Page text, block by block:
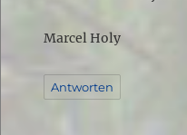
Marcel Holy
Antworten